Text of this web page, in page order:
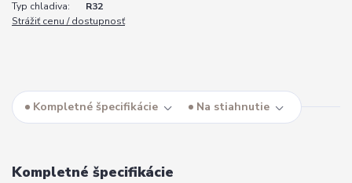
Typ chladiva:
R32
Strážiť cenu / dostupnosť
Kompletné špecifikácie Na stiahnutie
Kompletné špecifikácie